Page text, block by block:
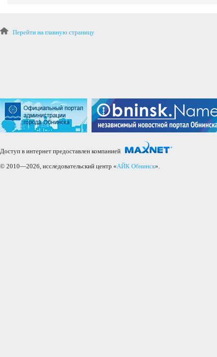
Перейти на главную страницу
Доступ в интернет предоставлен компанией
© 2010—2026, исследовательский центр «АЙК Обнинск».